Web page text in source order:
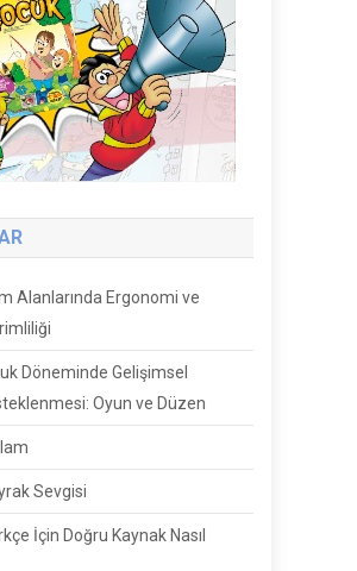
Alanlarında Ergonomi ve
Döneminde Gelişimsel
Oyun ve Düzen
Sevgisi
İçin Doğru Kaynak Nasıl